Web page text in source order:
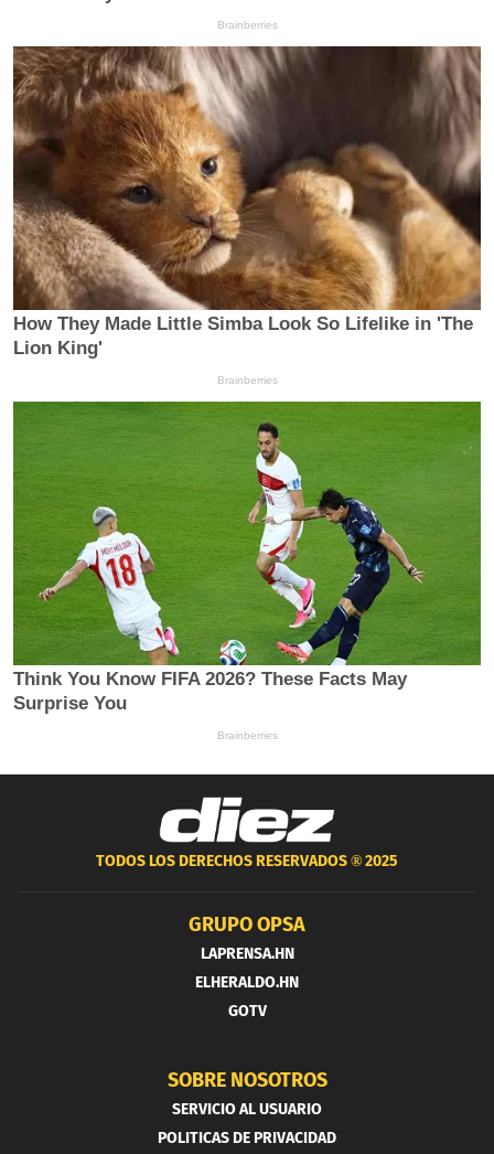
TODOS LOS DERECHOS RESERVADOS ®2025
GRUPO OPSA
LAPRENSA.HN
ELHERALDO.HN
GOTV
SOBRE NOSOTROS
SERVICIO AL USUARIO
POLITICAS DE PRIVACIDAD